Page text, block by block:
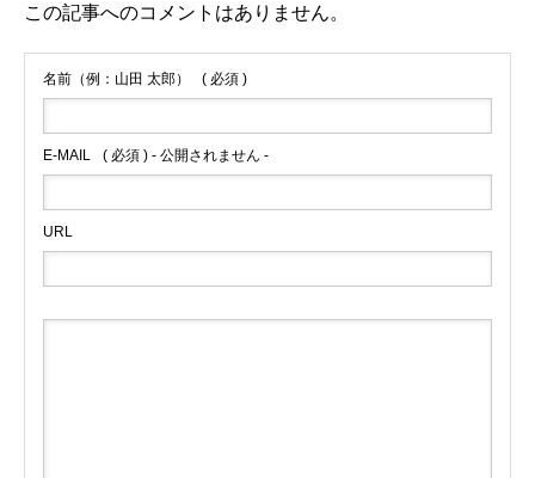
この記事へのコメントはありません。
名前（例：山田 太郎） ( 必須 )
E-MAIL ( 必須 ) - 公開されません -
URL